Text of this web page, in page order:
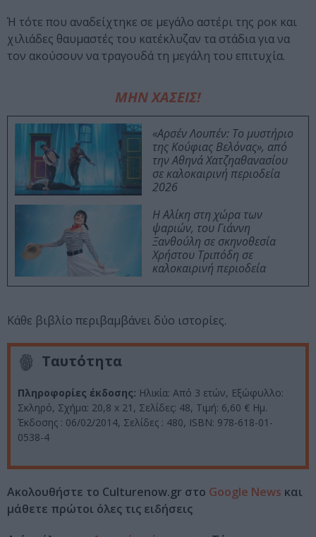
Ή τότε που αναδείχτηκε σε μεγάλο αστέρι της ροκ και
χιλιάδες θαυμαστές του κατέκλυζαν τα στάδια για να
τον ακούσουν να τραγουδά τη μεγάλη του επιτυχία.
ΜΗΝ ΧΑΣΕΙΣ!
«Αρσέν Λουπέν: Το μυστήριο
της Κούφιας Βελόνας», από
την Αθηνά Χατζηαθανασίου
σε καλοκαιρινή περιοδεία
2026
Η Αλίκη στη χώρα των
ψαριών, του Γιάννη
Ξανθούλη σε σκηνοθεσία
Χρήστου Τριπόδη σε
καλοκαιρινή περιοδεία
Κάθε βιβλίο περιβαμβάνει δύο ιστορίες.
Ταυτότητα
Πληροφορίες έκδοσης: Ηλικία: Από 3 ετών, Εξώφυλλο:
Σκληρό, Σχήμα: 20,8 x 21, Σελίδες: 48, Τιμή: 6,60 € Ημ.
Έκδοσης : 06/02/2014, Σελίδες : 480, ISBN: 978-618-01-
0538-4
Ακολουθήστε το Culturenow.gr στο Google News και
μάθετε πρώτοι όλες τις ειδήσεις